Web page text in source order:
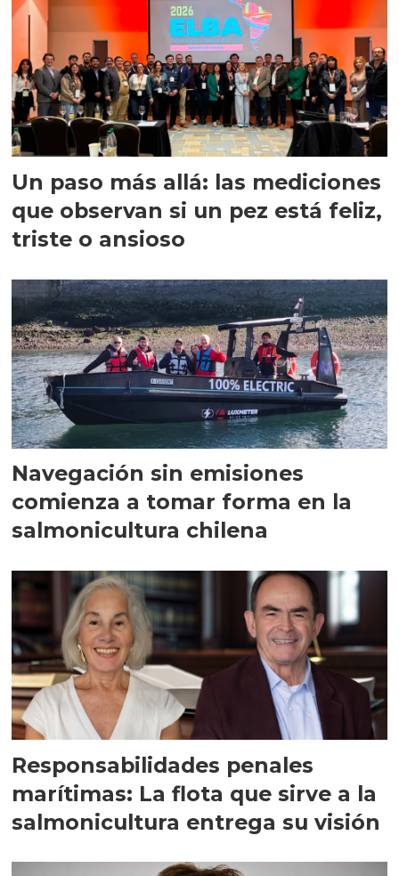
Un paso más allá: las mediciones
que observan si un pez está feliz,
triste o ansioso
Navegación sin emisiones
comienza a tomar forma en la
salmonicultura chilena
Responsabilidades penales
marítimas: La flota que sirve a la
salmonicultura entrega su visión